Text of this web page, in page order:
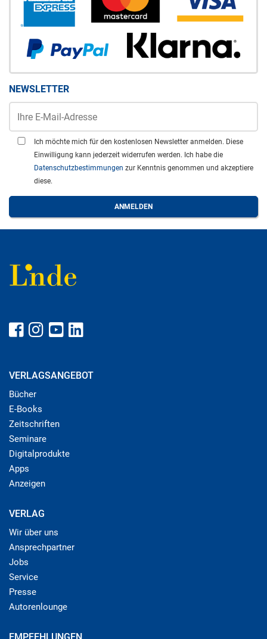
NEWSLETTER
Ich möchte mich für den kostenlosen Newsletter anmelden. Diese
Einwilligung kann jederzeit widerrufen werden. Ich habe die
Datenschutzbestimmungen zur Kenntnis genommen und akzeptiere
diese.
VERLAGSANGEBOT
Bücher
E-Books
Zeitschriften
Seminare
Digitalprodukte
Apps
Anzeigen
VERLAG
Wir über uns
Ansprechpartner
Jobs
Service
Presse
Autorenlounge